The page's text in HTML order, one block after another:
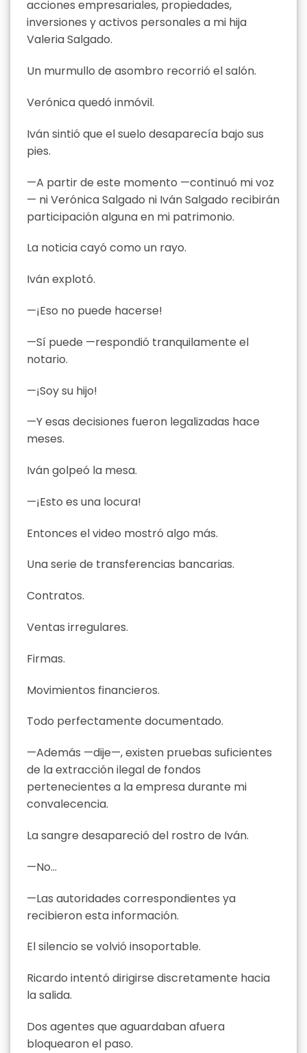
acciones empresariales, propiedades,
inversiones y activos personales a mi hija
Valeria Salgado.
Un murmullo de asombro recorrió el salón.
Verónica quedó inmóvil.
Iván sintió que el suelo desaparecía bajo sus
pies.
—A partir de este momento —continuó mi voz
— ni Verónica Salgado ni Iván Salgado recibirán
participación alguna en mi patrimonio.
La noticia cayó como un rayo.
Iván explotó.
—¡Eso no puede hacerse!
—Sí puede —respondió tranquilamente el
notario.
—¡Soy su hijo!
—Y esas decisiones fueron legalizadas hace
meses.
Iván golpeó la mesa.
—¡Esto es una locura!
Entonces el video mostró algo más.
Una serie de transferencias bancarias.
Contratos.
Ventas irregulares.
Firmas.
Movimientos financieros.
Todo perfectamente documentado.
—Además —dije—, existen pruebas suficientes
de la extracción ilegal de fondos
pertenecientes a la empresa durante mi
convalecencia.
La sangre desapareció del rostro de Iván.
—No…
—Las autoridades correspondientes ya
recibieron esta información.
El silencio se volvió insoportable.
Ricardo intentó dirigirse discretamente hacia
la salida.
Dos agentes que aguardaban afuera
bloquearon el paso.